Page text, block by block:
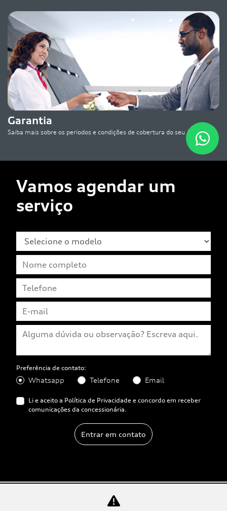
Garantia
Saiba mais sobre os períodos e condições de cobertura do seu Audi.
Vamos agendar um
serviço
Preferência de contato:
Whatsapp Telefone Email
Li e aceito a Política de Privacidade e concordo em receber
comunicações da concessionária.
Entrar em contato